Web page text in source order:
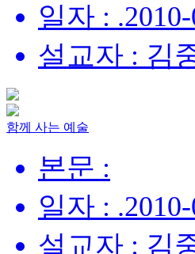
일자 :
설교자 : 김
함께 사는 예술
본문 :
일자 :
설교자 : 김